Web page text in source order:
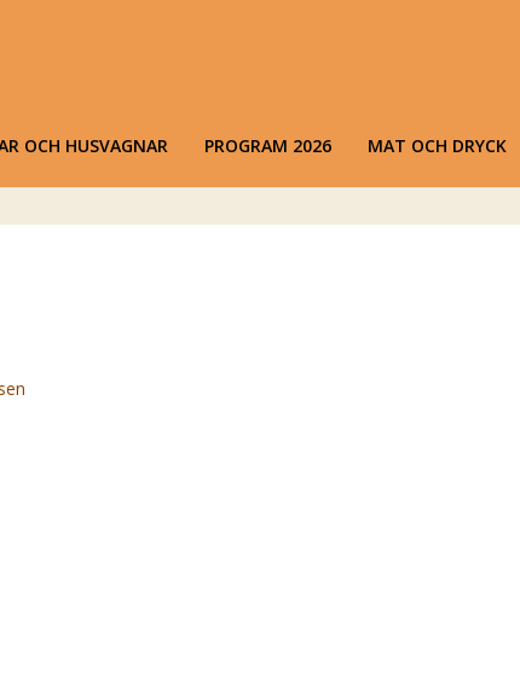
OCH HUSVAGNAR PROGRAM 2026 MAT OCH DRYCK